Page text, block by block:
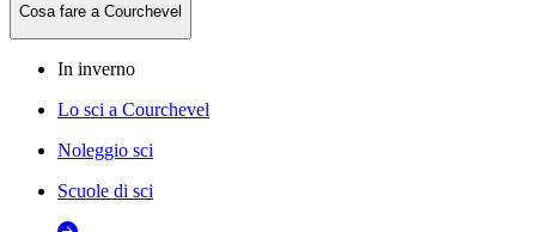
Cosa fare a Courchevel
In inverno
Lo sci a Courchevel
Noleggio sci
Scuole di sci